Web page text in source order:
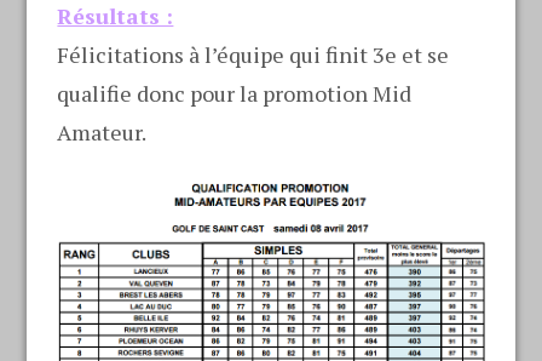
Résultats :
Félicitations à l’équipe qui finit 3e et se
qualifie donc pour la promotion Mid
Amateur.